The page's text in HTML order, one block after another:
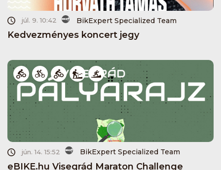
júl. 9. 10:42 BikExpert Specialized Team
Kedvezményes koncert jegy
jún. 14. 15:52 BikExpert Specialized Team
eBIKE.hu Visegrád Maraton Challenge